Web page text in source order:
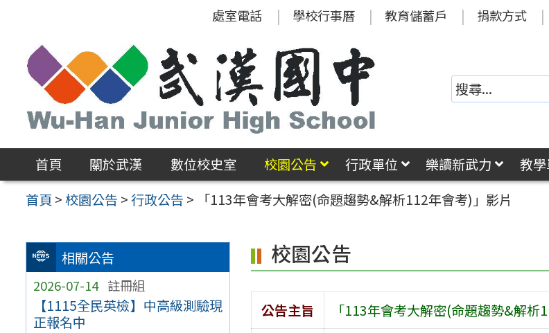
區
處室電話 學校行事曆 教育儲蓄戶 捐款方式
首頁 關於武漢 數位校史室 校園公告 行政單位 樂讀新武力 教
首頁 >校園公告 >行政公告 > 「113年會考大解密(命題趨勢&解析112年會考)」影片
相關公告
2026-07-14 註冊組
【1115全民英檢】中高級測驗現
正報名中
校園公告
公告主旨
「113年會考大解密(命題趨勢&解析